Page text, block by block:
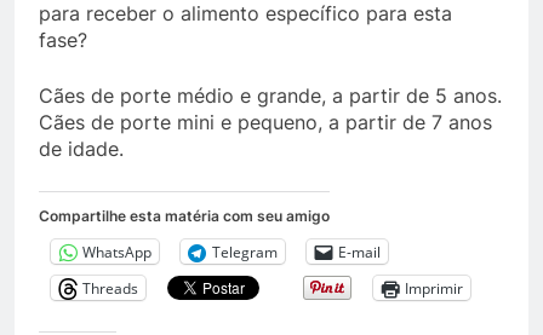
para receber o alimento específico para esta
fase?
Cães de porte médio e grande, a partir de 5 anos.
Cães de porte mini e pequeno, a partir de 7 anos
de idade.
Compartilhe esta matéria com seu amigo
WhatsApp Telegram
E-mail
Threads
Imprimir